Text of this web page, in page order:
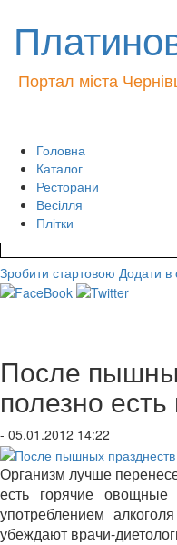
Портал міста
Головна
Каталог
Ресторани
Весілля
Плітки
Зробити стартовою Додати в
После
полезно
- 05.01.2012 14:22
Организм лучше
есть горячие
употреблением
убеждают врачи-